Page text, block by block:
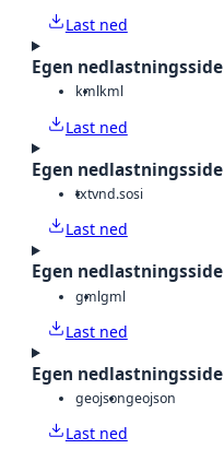
Last ned
Egen nedlastningsside
kmlkml
Last ned
Egen nedlastningsside
txtvnd.sosi
Last ned
Egen nedlastningsside
gmlgml
Last ned
Egen nedlastningsside
geojsongeojson
Last ned